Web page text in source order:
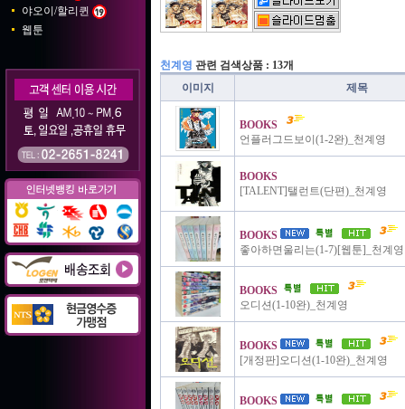
야오이/할리퀸
웹툰
천계영 관련 검색상품 : 13개
이미지
제목
BOOKS
언플러그드보이(1-2완)_천계영
BOOKS
[TALENT]탤런트(단편)_천계영
BOOKS
좋아하면울리는(1-7)[웹툰]_천계영
BOOKS
오디션(1-10완)_천계영
BOOKS
[개정판]오디션(1-10완)_천계영
BOOKS